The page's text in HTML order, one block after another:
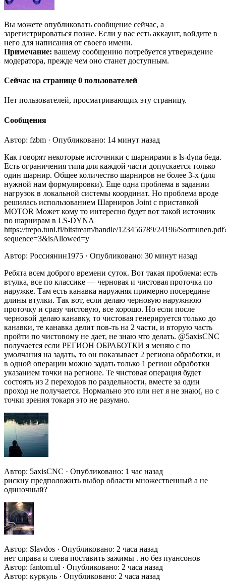
Вы можете опубликовать сообщение сейчас, а
зарегистрироваться позже. Если у вас есть аккаунт, войдите в
него для написания от своего имени.
Примечание: вашему сообщению потребуется утверждение
модератора, прежде чем оно станет доступным.
Сейчас на странице 0 пользователей
Нет пользователей, просматривающих эту страницу.
Сообщения
Автор: fzbm · Опубликовано: 14 минут назад
Как говорят некоторые источники с шарнирами в ls-dyna беда.
Есть ограничения типа для каждой части допускается только
один шарнир. Общее количество шарниров не более 3-х (для
нужной нам формулировки). Еще одна проблема в задании
нагрузок в локальной системы координат. Но проблема вроде
решилась использованием Шарниров Joint c приставкой
MOTOR Может кому то интересно будет вот такой источник
по шарнирам в LS-DYNA
https://trepo.tuni.fi/bitstream/handle/123456789/24196/
sequence=3&isAllowed=y
Автор: Россиянин1975 · Опубликовано: 30 минут назад
Ребята всем доброго времени суток. Вот такая проблема: есть
втулка, все по классике — черновая и чистовая проточка по
наружке. Там есть канавка наружняя примерно посередине
длины втулки. Так вот, если делаю черновую наружнюю
проточку и сразу чистовую, все хорошо. Но если после
черновой делаю канавку, то чистовая генерируется только до
канавки, те канавка делит пов-ть на 2 части, и вторую часть
пройти по чистовому не дает, не знаю что делать. @5axisCNC
получается если РЕГИОН ОБРАБОТКИ я меняю с по
умолчания на задать, то он показывает 2 региона обработки, и
в одной операции можно задать только 1 регион обработки
указанием точки на регионе. Те чистовая операция будет
состоять из 2 переходов по раздельности, вместе за один
проход не получается. Нормально это или нет я не знаю(, но с
точки зрения токаря это не разумно.
Автор: 5axisCNC · Опубликовано: 1 час назад
рискну предположить выбор области множественный а не
одиночный?
Автор: Slavdos · Опубликовано: 2 часа назад
нет справа и слева поставить зажимы . но без пуансонов
Автор: fantom.ul · Опубликовано: 2 часа назад
Автор: куркуль · Опубликовано: 2 часа назад